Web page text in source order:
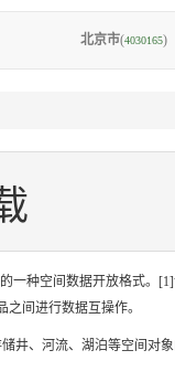
北京市(4030165)
一种空间数据开放格式
间进行数据互操作。
井、河流、湖泊等空间